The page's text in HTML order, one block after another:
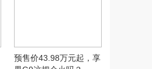
预售价43.98万元起，享